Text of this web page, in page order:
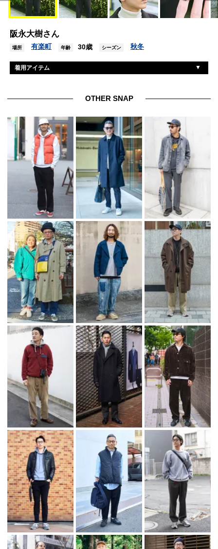
阪永大樹さん
場所 有楽町 年齢 30歳 シーズン 秋冬
着用アイテム
シューズ オニツカタイガー
帽子 不明
リング トムウッド
OTHER SNAP